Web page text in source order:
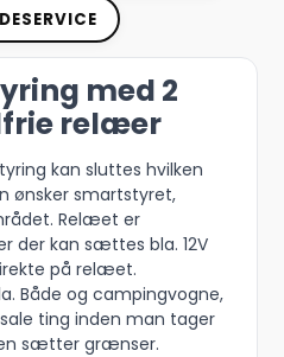
med 2
relæer
kan sluttes hvilken
ønsker smartstyret,
Relæet er
der kan sættes bla. 12V
på relæet.
Både og campingvogne,
ting inden man tager
sætter grænser.